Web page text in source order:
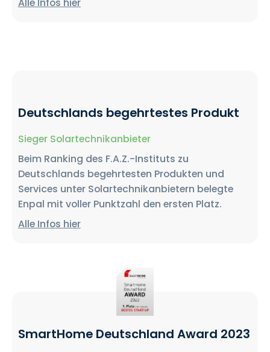
Alle Infos hier
Deutschlands begehrtestes Produkt
Sieger Solartechnikanbieter
Beim Ranking des F.A.Z.-Instituts zu
Deutschlands begehrtesten Produkten und
Services unter Solartechnikanbietern belegte
Enpal mit voller Punktzahl den ersten Platz.
Alle Infos hier
SmartHome Deutschland Award 2023